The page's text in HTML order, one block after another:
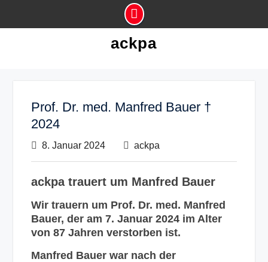
ackpa
Prof. Dr. med. Manfred Bauer †
2024
8. Januar 2024 ackpa
ackpa trauert um Manfred Bauer
Wir trauern um Prof. Dr. med. Manfred
Bauer, der am 7. Januar 2024 im Alter
von 87 Jahren verstorben ist.
Manfred Bauer war nach der